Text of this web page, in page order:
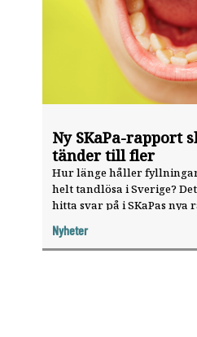
Ny SKaPa-rapport
tänder till fler
Hur länge håller
helt tandlösa i Sverige?
hitta svar på i SKaPas
Nyheter